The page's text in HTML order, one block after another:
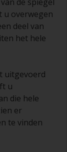
u overwegen
deel van
het hele
uitgevoerd
u
die hele
er
te vinden